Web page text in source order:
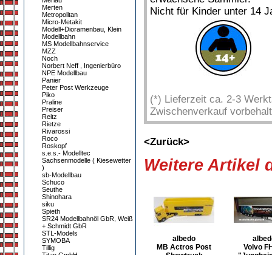
Merten
Metropolitan
Micro-Metakit
Modell+Dioramenbau, Klein
Modellbahn
MS Modellbahnservice
MZZ
Noch
Norbert Neff , Ingenierbüro
NPE Modellbau
Panier
Peter Post Werkzeuge
Piko
Praline
Preiser
Reitz
Rietze
Rivarossi
Roco
Roskopf
s.e.s.- Modelltec
Sachsenmodelle ( Kiesewetter
)
sb-Modellbau
Schuco
Seuthe
Shinohara
siku
Spieth
SR24 Modellbahnöl GbR, Weiß
+ Schmidt GbR
STL-Models
SYMOBA
Tillig
Nicht für Kinder unter 14
(*) Lieferzeit ca. 2-3
Zwischenverkauf
<Zurück>
Weitere Artikel
albedo
MB Actros Post
Volvo